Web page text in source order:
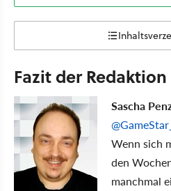
Fazit der Redaktion
Sascha
Wenn sich
den
manchmal